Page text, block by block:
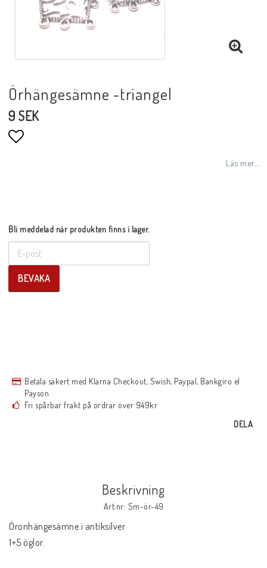
Örhängesämne -triangel
9 SEK
Läs mer...
Bli meddelad när produkten finns i lager.
BEVAKA
Betala säkert med Klarna Checkout, Swish, Paypal, Bankgiro el
Payson
Fri spårbar frakt på ordrar över 949kr
DELA
Beskrivning
Art.nr: Sm-ör-49
Öronhängesämne i antiksilver
1+5 öglor.